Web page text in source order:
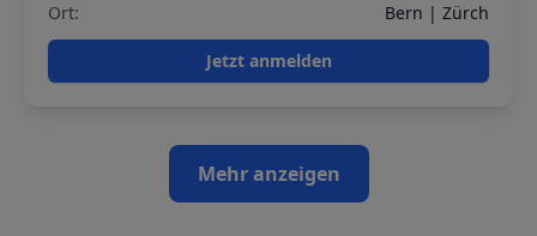
Ort:
Bern | Zürch
Jetzt anmelden
Mehr anzeigen